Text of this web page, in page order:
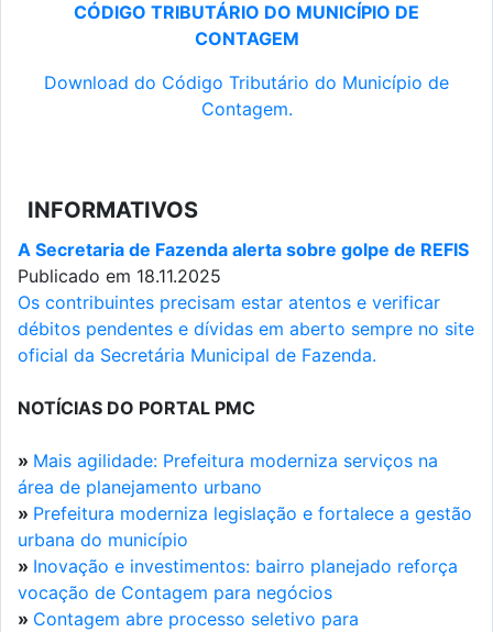
CÓDIGO TRIBUTÁRIO DO MUNICÍPIO DE
CONTAGEM
Download do Código Tributário do Município de
Contagem.
INFORMATIVOS
A Secretaria de Fazenda alerta sobre golpe de REFIS
Publicado em 18.11.2025
Os contribuintes precisam estar atentos e verificar
débitos pendentes e dívidas em aberto sempre no site
oficial da Secretária Municipal de Fazenda.
NOTÍCIAS DO PORTAL PMC
» Mais agilidade: Prefeitura moderniza serviços na
área de planejamento urbano
» Prefeitura moderniza legislação e fortalece a gestão
urbana do município
» Inovação e investimentos: bairro planejado reforça
vocação de Contagem para negócios
» Contagem abre processo seletivo para